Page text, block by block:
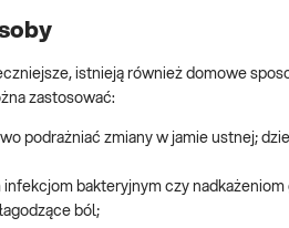
istnieją również domowe
zastosować:
podrażniać zmiany w jamie ustnej;
bakteryjnym czy nadkażeniom
ból;